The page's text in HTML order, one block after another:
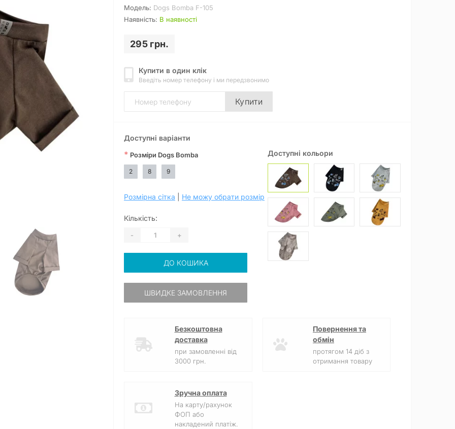
Дивитись відео
Модель: Dogs Bomba F-105
Наявність: В наявності
295 грн.
Купити в один клік
Введіть номер телефону і ми передзвонимо
Купити
Доступні кольори
Доступні варіанти
* Розміри Dogs Bomba
2 8 9
Розмірна сітка Не можу обрати розмір
Кількість:
- +
ДО КОШИКА
ШВИДКЕ ЗАМОВЛЕННЯ
Безкоштовна
доставка
при замовленні від
3000 грн.
Повернення та
обмін
протягом 14 діб з
отримання товару
Зручна оплата
На карту/рахунок
ФОП або
накладений платіж.